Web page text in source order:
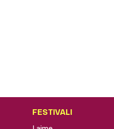
FESTIVALI